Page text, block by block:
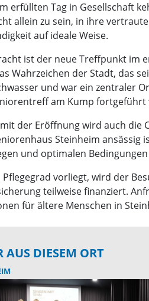
erfüllten Tag in Gesellschaft
allein zu sein, in ihre
auf ideale Weise.
ist der neue Treffpunkt im
Wahrzeichen der Stadt, das
und war ein zentraler
am Kump fortgeführt
der Eröffnung wird auch die
Steinheim
und optimalen
Pflegegrad vorliegt, wird der
teilweise finanziert.
für ältere Menschen in
AUS DIESEM ORT